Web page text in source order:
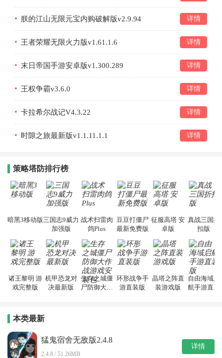
朕的江山无限元宝内购破解版v2.9.94 详情
王者荣耀无限火力版v1.61.1.6 详情
末日帝国手游安卓版v1.300.289 详情
王权争霸v3.6.0 详情
卡拉希尔战记V4.3.22 详情
时隙之旅最新版v1.1.11.1.1 详情
策略塔防排行榜
暗黑3移动版三国志9威力
加强版
战术扫雷肉
鸽Plus
豆豆打僵尸
最新免费版
征服高塔 安
卓版
真战三国折
扣版
诸王黎明 游
戏完整版
机甲恐龙对
决最新版
生存之城僵
尸防御大作
环形战争手
游直装版
晶塔之阵直
装游戏版
自由海域启
航手游直装
本类最新
猛鬼宿舍无敌版2.4.8
2.4.8 / 51.26MB
详情